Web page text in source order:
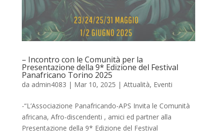
– Incontro con le Comunità per la
Presentazione della 9* Edizione del Festival
Panafricano Torino 2025
da admin4083 | Mar 10, 2025 | Attualità, Eventi
-“L’Associazione Panafricando-APS Invita le Comunità
africana, Afro-discendenti , amici ed partner alla
Presentazione della 9* Edizione del Festival